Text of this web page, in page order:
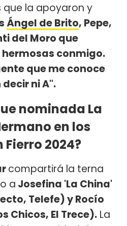
que la apoyaron y
Ángel de Brito, Pepe,
del Moro que
conmigo.
que me conoce
ni A".
nominada La
en los
2024?
compartirá la terna
a Josefina 'La China'
Telefe) y Rocío
Chicos, El Trece). La